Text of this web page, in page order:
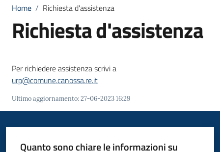
Amministrazione
Novità
Canossa
Home / Richiesta d'assistenza
Richiesta d'assistenza
Per richiedere assistenza scrivi a
urp@comune.canossa.re.it
Ultimo aggiornamento:27-06-2023 16:29
Quanto sono chiare le informazioni su